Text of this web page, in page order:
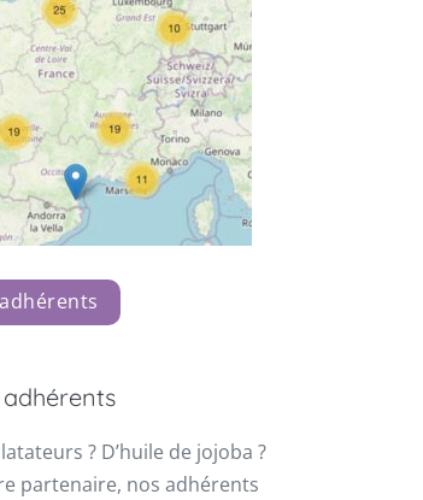
adhérents
? D’huile de jojoba ?
partenaire, nos adhérents